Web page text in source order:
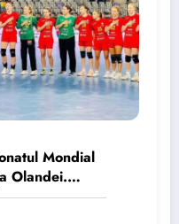
Mondial
Olandei.